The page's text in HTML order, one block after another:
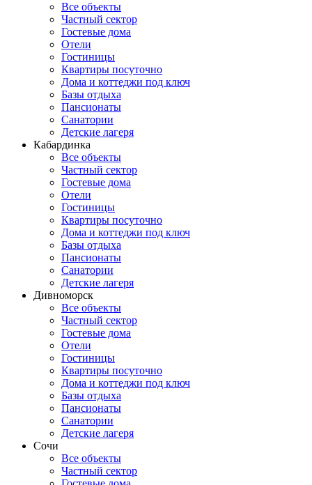
Все объекты
Частный сектор
Гостевые дома
Отели
Гостиницы
Квартиры посуточно
Дома и коттеджи под ключ
Базы отдыха
Пансионаты
Санатории
Детские лагеря
Кабардинка
Все объекты
Частный сектор
Гостевые дома
Отели
Гостиницы
Квартиры посуточно
Дома и коттеджи под ключ
Базы отдыха
Пансионаты
Санатории
Детские лагеря
Дивноморск
Все объекты
Частный сектор
Гостевые дома
Отели
Гостиницы
Квартиры посуточно
Дома и коттеджи под ключ
Базы отдыха
Пансионаты
Санатории
Детские лагеря
Сочи
Все объекты
Частный сектор